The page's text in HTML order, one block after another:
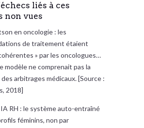
liés à ces
non vues
en oncologie : les
de traitement étaient
» par les oncologues…
modèle ne comprenait pas la
arbitrages médicaux. [Source :
2018]
IA RH : le système auto-entraîné
féminins, non par